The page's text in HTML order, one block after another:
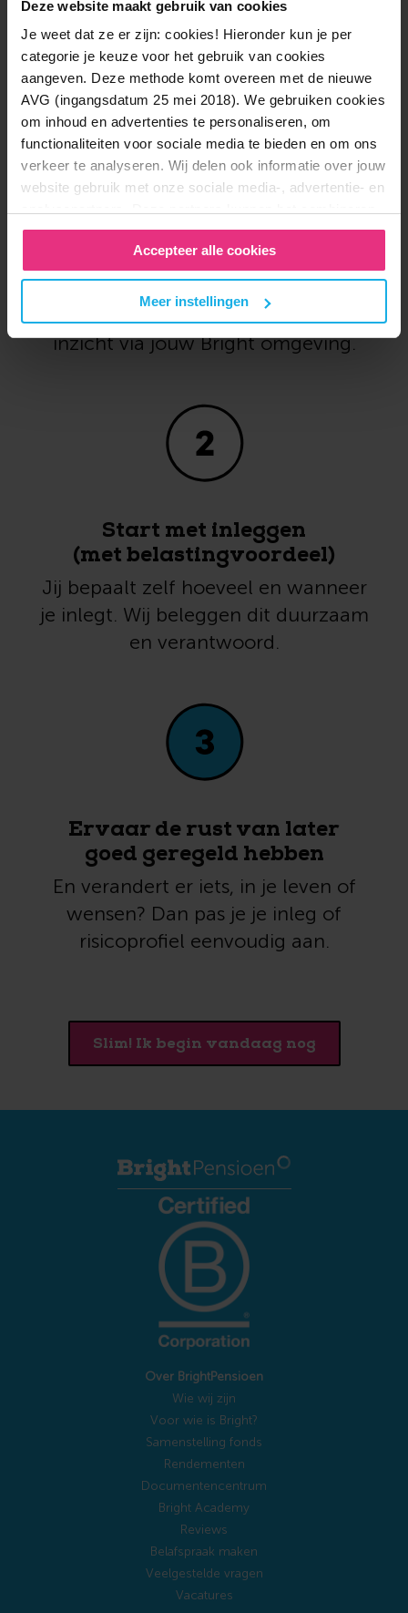
Deze website maakt gebruik van cookies
Je weet dat ze er zijn: cookies! Hieronder kun je per
categorie je keuze voor het gebruik van cookies
aangeven. Deze methode komt overeen met de nieuwe
AVG (ingangsdatum 25 mei 2018). We gebruiken cookies
om inhoud en advertenties te personaliseren, om
functionaliteiten voor sociale media te bieden en om ons
verkeer te analyseren. Wij delen ook informatie over jouw
website gebruik met onze sociale media-, advertentie- en
met andere informatie die je aan hen hebt verstrekt of die
zij hebben verzameld door gebruikt te maken van hun
diensten. In hetPrivacy en Cookie Statementkan je
hier meer over lezen. Wil je de beste website ervaring?
Vink dan alle vakjes aan. Ben je per ongeluk op deze
website gekomen of heb je een hekel aan op jou
Accepteer alle cookies
Meer instellingen
Zosimpelis het
Open een rekening
en word lid
Start direct online. Jij hebt altijd
inzicht via jouw Bright omgeving.
Start met inleggen
(met belastingvoordeel)
Jij bepaalt zelf hoeveel en wanneer
je inlegt. Wij beleggen dit duurzaam
en verantwoord.
Ervaar de rust van later
goed geregeld hebben
En verandert er iets, in je leven of
wensen? Dan pas je je inleg of
risicoprofiel eenvoudig aan.
Slim! Ik begin vandaag nog
Over BrightPensioen
Wie wij zijn
Voor wie is Bright?
Samenstelling fonds
Rendementen
Documentencentrum
Bright Academy
Reviews
Belafspraak maken
Veelgestelde vragen
Vacatures